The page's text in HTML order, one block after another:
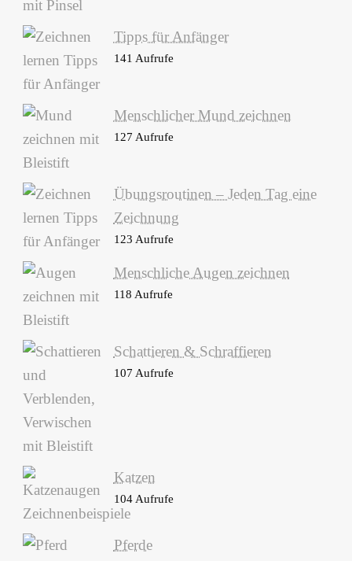
Tipps für Anfänger
141 Aufrufe
Menschlicher Mund zeichnen
127 Aufrufe
Übungsroutinen – Jeden Tag eine
Zeichnung
123 Aufrufe
Menschliche Augen zeichnen
118 Aufrufe
Schattieren & Schraffieren
107 Aufrufe
Katzen
104 Aufrufe
Pferde